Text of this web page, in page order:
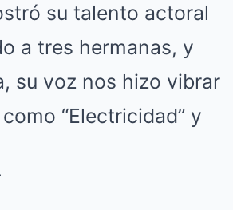
su talento actoral
a tres hermanas, y
su voz nos hizo vibrar
“Electricidad” y